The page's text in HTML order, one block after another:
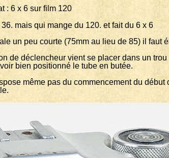
x 6 sur film 120
mais qui mange du 120. et fait du 6 x 6
un peu courte (75mm au lieu de 85) il
de déclencheur vient se placer dans un
bien positionné le tube en butée.
même pas du commencement du